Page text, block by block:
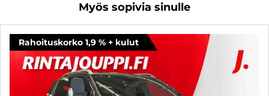
Myös sopivia sinulle
Rahoituskorko 1,9 % + kulut